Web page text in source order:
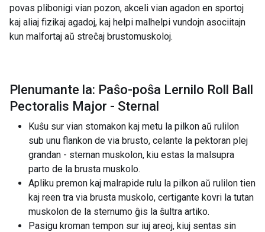
povas plibonigi vian pozon, akceli vian agadon en sportoj
kaj aliaj fizikaj agadoj, kaj helpi malhelpi vundojn asociitajn
kun malfortaj aŭ streĉaj brustomuskoloj.
Plenumante la: Paŝo-poŝa Lernilo Roll Ball
Pectoralis Major - Sternal
Kuŝu sur vian stomakon kaj metu la pilkon aŭ rulilon
sub unu flankon de via brusto, celante la pektoran plej
grandan - sternan muskolon, kiu estas la malsupra
parto de la brusta muskolo.
Apliku premon kaj malrapide rulu la pilkon aŭ rulilon tien
kaj reen tra via brusta muskolo, certigante kovri la tutan
muskolon de la sternumo ĝis la ŝultra artiko.
Pasigu kroman tempon sur iuj areoj, kiuj sentas sin